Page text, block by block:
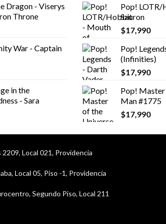
Dragon - Viserys
Throne
War - Captain
in the
- Sara
Pop!
Sauron
$17,990
Pop!
(Infinities)
$17,990
Pop!
Man #1775
$17,990
2209, Local 021, Providencia
Local 05, Piso -1, Providencia
Segundo Piso, Local 211